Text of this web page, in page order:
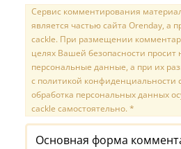
Сервис комментирования
является частью сайта Orenday, а
cackle. При размещении
целях Вашей безопасности
персональные данные, а при их
с политикой конфиденциальности
обработка персональных данных
cackle самостоятельно. *
Основная форма